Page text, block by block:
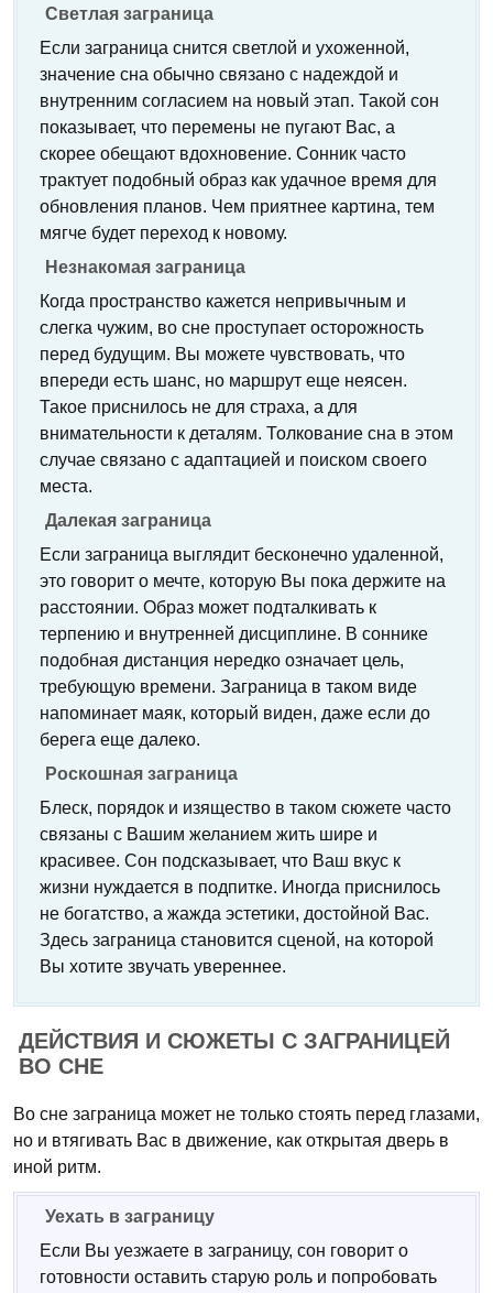
Светлая заграница
Если заграница снится светлой и ухоженной,
значение сна обычно связано с надеждой и
внутренним согласием на новый этап. Такой сон
показывает, что перемены не пугают Вас, а
скорее обещают вдохновение. Сонник часто
трактует подобный образ как удачное время для
обновления планов. Чем приятнее картина, тем
мягче будет переход к новому.
Незнакомая заграница
Когда пространство кажется непривычным и
слегка чужим, во сне проступает осторожность
перед будущим. Вы можете чувствовать, что
впереди есть шанс, но маршрут еще неясен.
Такое приснилось не для страха, а для
внимательности к деталям. Толкование сна в этом
случае связано с адаптацией и поиском своего
места.
Далекая заграница
Если заграница выглядит бесконечно удаленной,
это говорит о мечте, которую Вы пока держите на
расстоянии. Образ может подталкивать к
терпению и внутренней дисциплине. В соннике
подобная дистанция нередко означает цель,
требующую времени. Заграница в таком виде
напоминает маяк, который виден, даже если до
берега еще далеко.
Роскошная заграница
Блеск, порядок и изящество в таком сюжете часто
связаны с Вашим желанием жить шире и
красивее. Сон подсказывает, что Ваш вкус к
жизни нуждается в подпитке. Иногда приснилось
не богатство, а жажда эстетики, достойной Вас.
Здесь заграница становится сценой, на которой
Вы хотите звучать увереннее.
ДЕЙСТВИЯ И СЮЖЕТЫ С ЗАГРАНИЦЕЙ
ВО СНЕ
Во сне заграница может не только стоять перед глазами,
но и втягивать Вас в движение, как открытая дверь в
иной ритм.
Уехать в заграницу
Если Вы уезжаете в заграницу, сон говорит о
готовности оставить старую роль и попробовать